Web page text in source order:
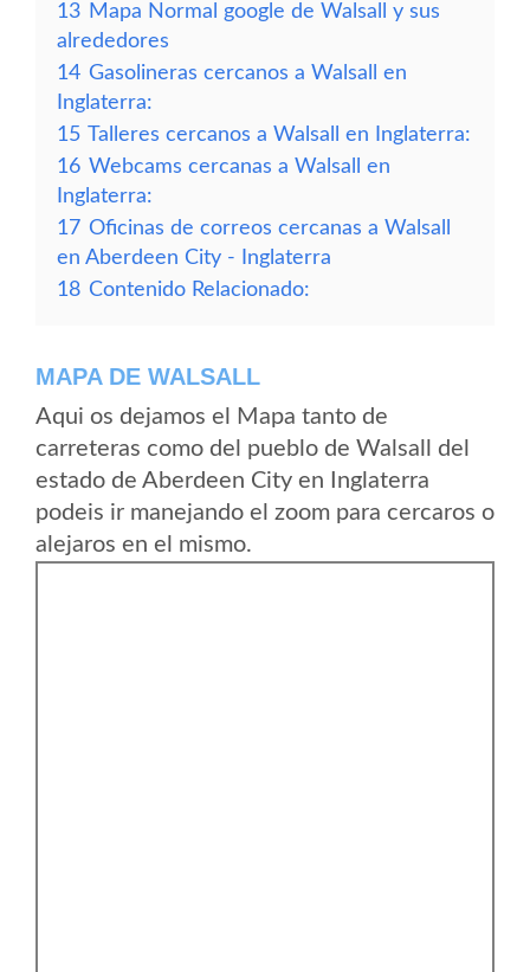
13 Mapa Normal google de Walsall y sus
alrededores
14 Gasolineras cercanos a Walsall en
Inglaterra:
15 Talleres cercanos a Walsall en Inglaterra:
16 Webcams cercanas a Walsall en
Inglaterra:
17 Oficinas de correos cercanas a Walsall
en Aberdeen City - Inglaterra
18 Contenido Relacionado:
MAPA DE WALSALL
Aqui os dejamos el Mapa tanto de
carreteras como del pueblo de Walsall del
estado de Aberdeen City en Inglaterra
podeis ir manejando el zoom para cercaros o
alejaros en el mismo.